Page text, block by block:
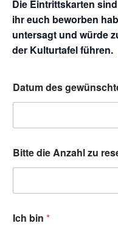
Die Eintrittskarten
ihr euch beworben
untersagt und würde
der Kulturtafel führen.
Datum des
Bitte die Anzahl zu
Ich bin *